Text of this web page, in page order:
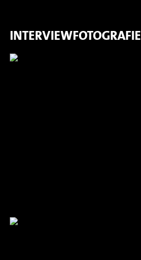
INTERVIEWFOTOGRAFIE